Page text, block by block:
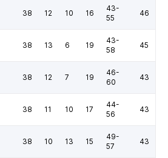
38 12 10 16
43-
55
46
38 13 6 19
43-
58
45
38 12 7 19
46-
60
43
38 11 10 17
44-
56
43
38 10 13 15
49-
57
43